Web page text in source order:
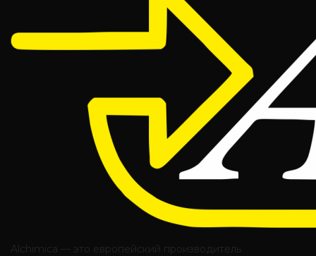
Alchimica — это европейский производитель